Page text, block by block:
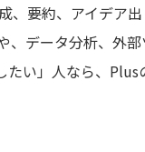
要約、アイデア出
、データ分析、外
い」人なら、